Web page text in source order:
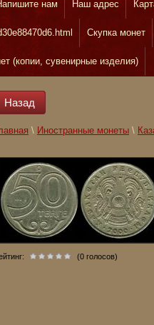
нам Наш адрес
Скупка монет
(копии, сувенирные изделия)
Назад
\ Иностранные монеты \
(0 голосов)